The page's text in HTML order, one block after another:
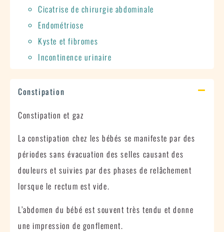
Cicatrise de chirurgie abdominale
Endométriose
Kyste et fibromes
Incontinence urinaire
Constipation
Constipation et gaz
La constipation chez les bébés se manifeste par des
périodes sans évacuation des selles causant des
douleurs et suivies par des phases de relâchement
lorsque le rectum est vide.
L’abdomen du bébé est souvent très tendu et donne
une impression de gonflement.